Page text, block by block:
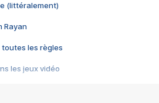
(littéralement)
Rayan
toutes les règles
les jeux vidéo